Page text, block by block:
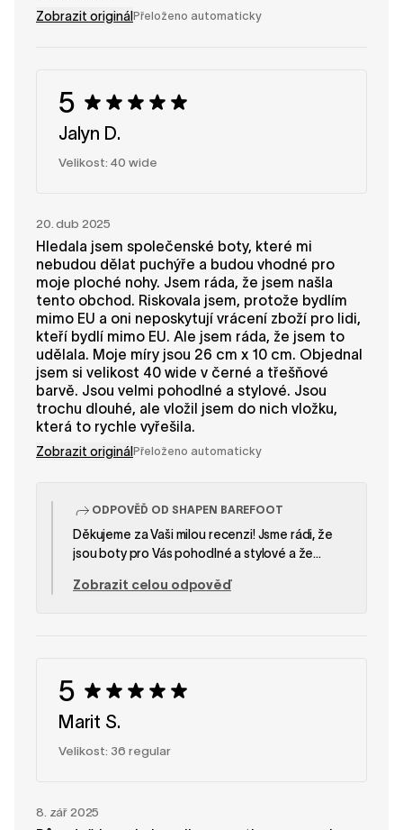
Zobrazit originál Přeloženo automaticky
5
Jalyn D.
Velikost: 40 wide
20. dub 2025
Hledala jsem společenské boty, které mi
nebudou dělat puchýře a budou vhodné pro
moje ploché nohy. Jsem ráda, že jsem našla
tento obchod. Riskovala jsem, protože bydlím
mimo EU a oni neposkytují vrácení zboží pro lidi,
kteří bydlí mimo EU. Ale jsem ráda, že jsem to
udělala. Moje míry jsou 26 cm x 10 cm. Objednal
jsem si velikost 40 wide v černé a třešňové
barvě. Jsou velmi pohodlné a stylové. Jsou
trochu dlouhé, ale vložil jsem do nich vložku,
která to rychle vyřešila.
Zobrazit originál Přeloženo automaticky
ODPOVĚĎ OD SHAPEN BAREFOOT
Děkujeme za Vaši milou recenzi! Jsme rádi, že
jsou boty pro Vás pohodlné a stylové a že
toho, že jste si objednali mimo EU! —Tým
Zobrazit celou odpověď
5
Marit S.
Velikost: 36 regular
8. zář 2025